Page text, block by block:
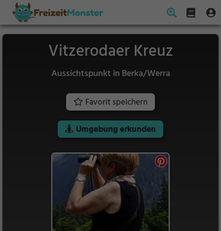
Vitzerodaer Kreuz
Aussichtspunkt in Berka/Werra
Favorit speichern
Umgebung erkunden